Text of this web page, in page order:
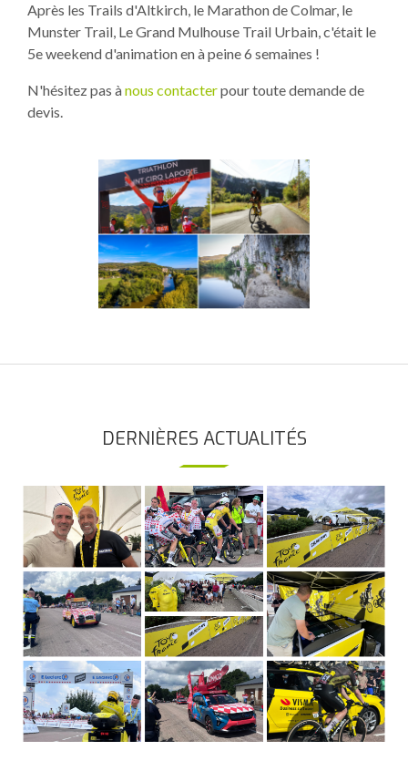
Après les Trails d'Altkirch, le Marathon de Colmar, le
Munster Trail, Le Grand Mulhouse Trail Urbain, c'était le
5e weekend d'animation en à peine 6 semaines !
N'hésitez pas ànous contacterpour toute demande de
devis.
DERNIÈRES ACTUALITÉS